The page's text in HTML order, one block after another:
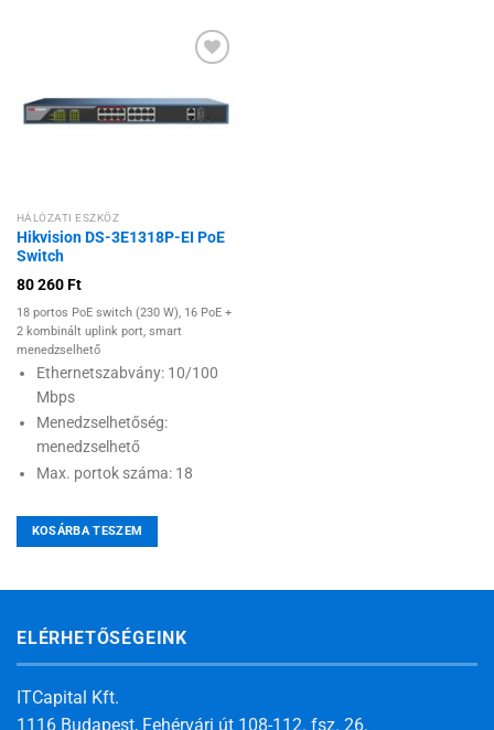
Hozzáadás a
HÁLÓZATI ESZKÖZ
Hikvision DS-3E1318P-EI PoE
Switch
80 260Ft
18 portos PoE switch (230 W), 16 PoE +
2 kombinált uplink port, smart
menedzselhető
Ethernetszabvány: 10/100
Mbps
Menedzselhetőség:
menedzselhető
Max. portok száma: 18
KOSÁRBA TESZEM
ELÉRHETŐSÉGEINK
ITCapital Kft.
1116 Budapest, Fehérvári út 108-112. fsz. 26.